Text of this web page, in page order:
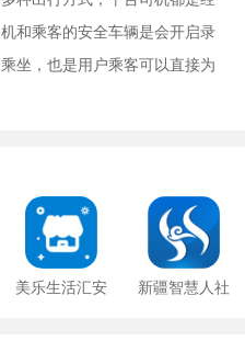
和乘客的安全车辆是会开启录
坐，也是用户乘客可以直接为
美乐生活汇安 新疆智慧人社